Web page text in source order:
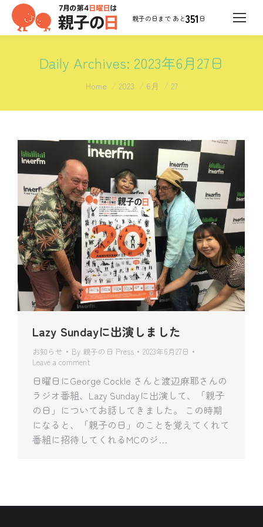
351 日
Daily Archives: 2023年6月27日
You are here:
Home 2023 6月 27
Lazy Sundayに出演しました
お知らせ By 親子の日 Press
2023年6月27日
Leave a comment
日曜日にGeorge Cockle さんと渡辺麻耶さんの
ラジオ番組、Lazy Sundayに出演して、「親子
の日」についてお話してきました。 この時期
になると、「親子の日」のことを覚えてくれて
番組に招待してくれるMCのジ…